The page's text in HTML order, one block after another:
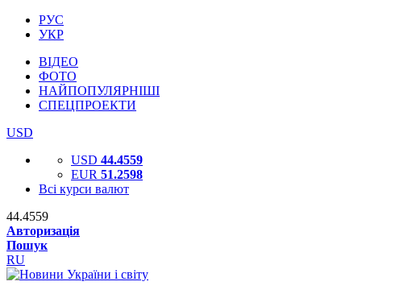
РУС
УКР
ВІДЕО
ФОТО
НАЙПОПУЛЯРНІШІ
СПЕЦПРОЕКТИ
USD
USD 44.4559
EUR 51.2598
Всі курси валют
44.4559
Авторизація
Пошук
RU